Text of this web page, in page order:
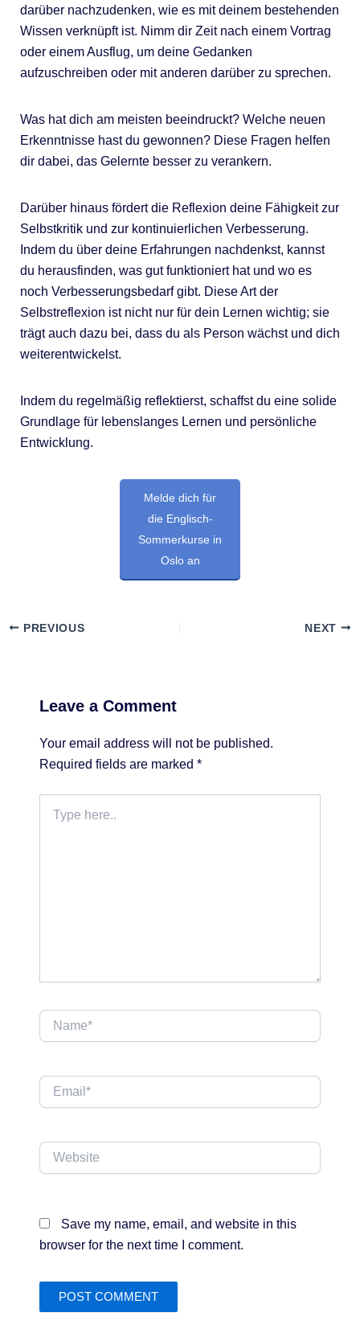
darüber nachzudenken, wie es mit deinem bestehenden
Wissen verknüpft ist. Nimm dir Zeit nach einem Vortrag
oder einem Ausflug, um deine Gedanken
aufzuschreiben oder mit anderen darüber zu sprechen.
Was hat dich am meisten beeindruckt? Welche neuen
Erkenntnisse hast du gewonnen? Diese Fragen helfen
dir dabei, das Gelernte besser zu verankern.
Darüber hinaus fördert die Reflexion deine Fähigkeit zur
Selbstkritik und zur kontinuierlichen Verbesserung.
Indem du über deine Erfahrungen nachdenkst, kannst
du herausfinden, was gut funktioniert hat und wo es
noch Verbesserungsbedarf gibt. Diese Art der
Selbstreflexion ist nicht nur für dein Lernen wichtig; sie
trägt auch dazu bei, dass du als Person wächst und dich
weiterentwickelst.
Indem du regelmäßig reflektierst, schaffst du eine solide
Grundlage für lebenslanges Lernen und persönliche
Entwicklung.
Melde dich für
die Englisch-
Sommerkurse in
Oslo an
PREVIOUS NEXT
Leave a Comment
Your email address will not be published.
Required fields are marked *
here..
Name*
Email*
Website
Save my name, email, and website in this
browser for the next time I comment.